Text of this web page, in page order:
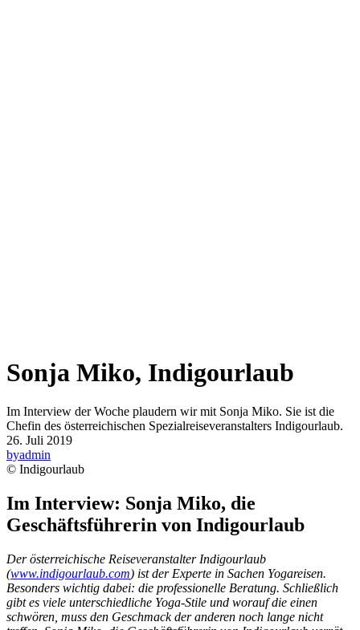
Sonja Miko, Indigourlaub
Im Interview der Woche plaudern wir mit Sonja Miko. Sie ist die
Chefin des österreichischen Spezialreiseveranstalters Indigourlaub.
26. Juli 2019
byadmin
© Indigourlaub
Im Interview: Sonja Miko, die
Geschäftsführerin von Indigourlaub
Der österreichische Reiseveranstalter Indigourlaub
(www.indigourlaub.com) ist der Experte in Sachen Yogareisen.
Besonders wichtig dabei: die professionelle Beratung. Schließlich
gibt es viele unterschiedliche Yoga-Stile und worauf die einen
schwören, muss den Geschmack der anderen noch lange nicht